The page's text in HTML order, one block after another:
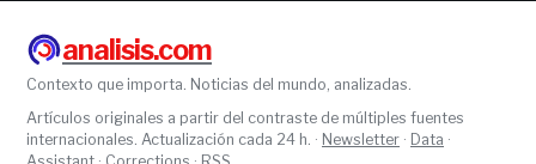
analisis.com
Contexto que importa. Noticias del mundo, analizadas.
Artículos originales a partir del contraste de múltiples fuentes
internacionales. Actualización cada 24 h. · Newsletter · Data ·